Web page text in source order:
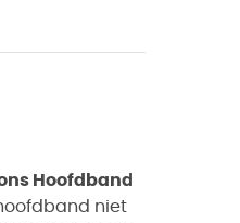
Hoofdband
niet